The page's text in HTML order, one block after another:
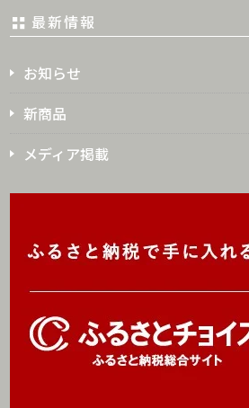
最新情報
お知らせ
新商品
メディア掲載